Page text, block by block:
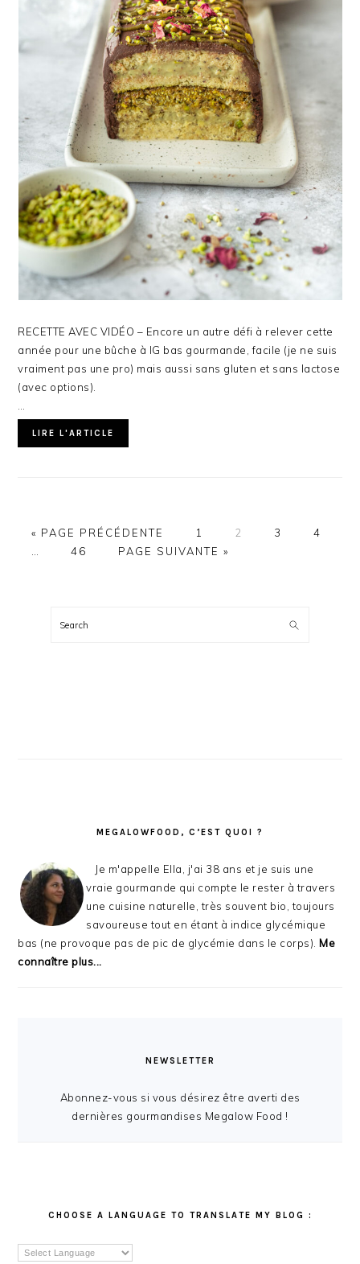
RECETTE AVEC VIDÉO – Encore un autre défi à relever cette
année pour une bûche à IG bas gourmande, facile (je ne suis
vraiment pas une pro) mais aussi sans gluten et sans lactose
(avec options).
LIRE L'ARTICLE
« ALLER
PAGE PRÉCÉDENTE PAGE
1 PAGE
2 PAGE
3 PAGE
4
PAGE
46
ALLER
PAGE SUIVANTE »
LATÉRALE
Search
MEGALOWFOOD, C’EST QUOI ?
Je m'appelle Ella, j'ai 38 ans et je suis une
vraie gourmande qui compte le rester à travers
une cuisine naturelle, très souvent bio, toujours
savoureuse tout en étant à indice glycémique
bas (ne provoque pas de pic de glycémie dans le corps). Me
connaître plus...
NEWSLETTER
Abonnez-vous si vous désirez être averti des
dernières gourmandises Megalow Food !
CHOOSE A LANGUAGE TO TRANSLATE MY BLOG :